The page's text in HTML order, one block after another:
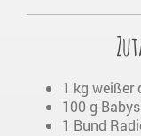
1 kg weißer
100 g
1 Bund